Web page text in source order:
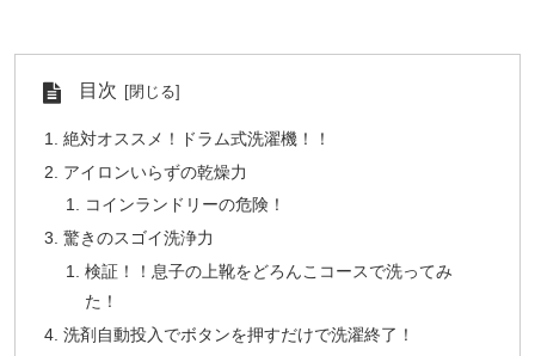
目次
絶対オススメ！ドラム式洗濯機！！
アイロンいらずの乾燥力
コインランドリーの危険！
驚きのスゴイ洗浄力
検証！！息子の上靴をどろんこコースで洗ってみ
た！
洗剤自動投入でボタンを押すだけで洗濯終了！